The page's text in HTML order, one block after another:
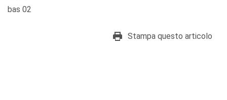
bas 02
Stampa questo articolo